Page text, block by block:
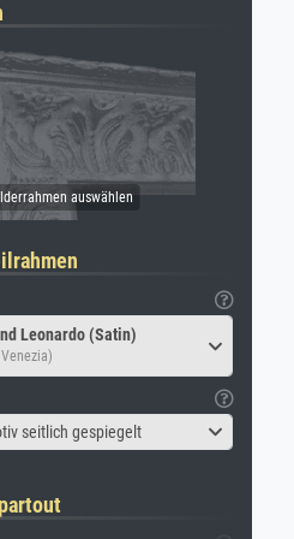
Leonardo (Satin)
seitlich gespiegelt